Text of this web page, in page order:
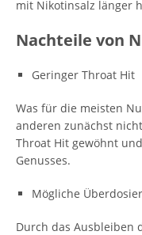
mit Nikotinsalz länger
Nachteile von
Geringer Throat Hit
Was für die meisten
anderen zunächst
Throat Hit gewöhnt
Genusses.
Mögliche
Durch das Ausbleiben